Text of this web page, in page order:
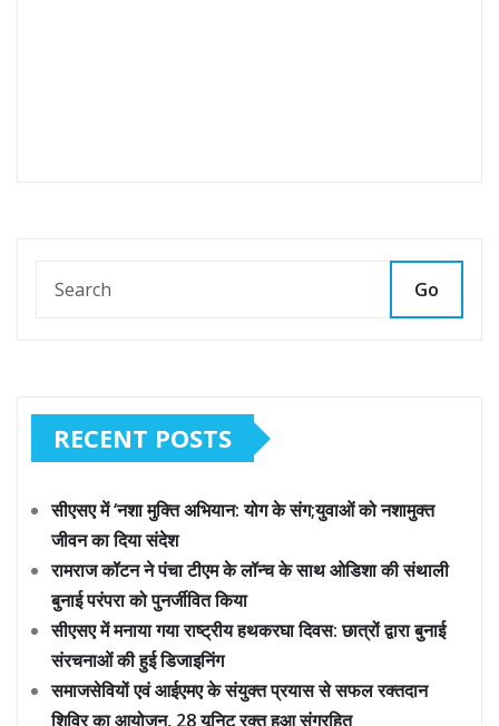
Go
RECENT POSTS
सीएसए में ‘नशा मुक्ति अभियान: योग के संग;युवाओं को नशामुक्त
जीवन का दिया संदेश
रामराज कॉटन ने पंचा टीएम के लॉन्च के साथ ओडिशा की संथाली
बुनाई परंपरा को पुनर्जीवित किया
सीएसए में मनाया गया राष्ट्रीय हथकरघा दिवस: छात्रों द्वारा बुनाई
संरचनाओं की हुई डिजाइनिंग
समाजसेवियों एवं आईएमए के संयुक्त प्रयास से सफल रक्तदान
शिविर का आयोजन, 28 यूनिट रक्त हुआ संग्रहित